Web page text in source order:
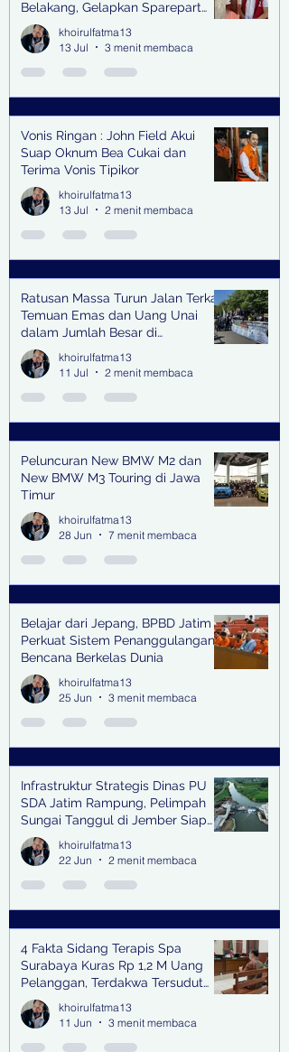
Belakang, Gelapkan Sparepart
Senilai Rp 1,9 Miliar
khoirulfatma13
13 Jul
3 menit membaca
Vonis Ringan : John Field Akui
Suap Oknum Bea Cukai dan
Terima Vonis Tipikor
khoirulfatma13
13 Jul
2 menit membaca
Ratusan Massa Turun Jalan Terkait
Temuan Emas dan Uang Unai
dalam Jumlah Besar di
Lingkungan Jampidsus Kejaksaan
Agung RI di Jakarta
khoirulfatma13
11 Jul
2 menit membaca
Peluncuran New BMW M2 dan
New BMW M3 Touring di Jawa
Timur
khoirulfatma13
28 Jun
7 menit membaca
Belajar dari Jepang, BPBD Jatim
Perkuat Sistem Penanggulangan
Bencana Berkelas Dunia
khoirulfatma13
25 Jun
3 menit membaca
Infrastruktur Strategis Dinas PU
SDA Jatim Rampung, Pelimpah
Sungai Tanggul di Jember Siap
Bangkitkan Swasembada Pangan
dan Pengendali Banjir
khoirulfatma13
22 Jun
2 menit membaca
4 Fakta Sidang Terapis Spa
Surabaya Kuras Rp 1,2 M Uang
Pelanggan, Terdakwa Tersudut
oleh Keterangan Saksi Kunci
khoirulfatma13
11 Jun
3 menit membaca